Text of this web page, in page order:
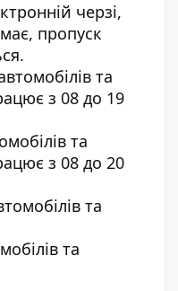
черзі,
пропуск
та
з 08 до 19
та
з 08 до 20
та
та